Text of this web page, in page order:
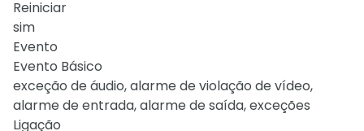
Reiniciar
sim
Evento
Evento Básico
exceção de áudio, alarme de violação de vídeo,
alarme de entrada, alarme de saída, exceções
Ligação